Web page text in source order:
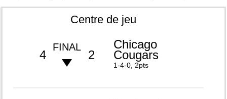
Centre de jeu
4
FINAL
2
Chicago
Cougars
1-4-0, 2pts